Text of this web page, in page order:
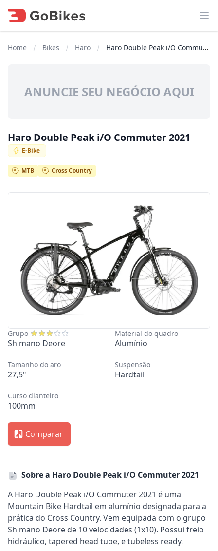
Home Bikes Haro Haro Double Peak i/O Commuter 2021
ANUNCIE SEU NEGÓCIO AQUI
Haro Double Peak i/O Commuter 2021
E-Bike
MTB Cross Country
Grupo
Shimano Deore
Material do quadro
Alumínio
Tamanho do aro
27,5"
Suspensão
Hardtail
Curso dianteiro
100mm
Comparar
Sobre a Haro Double Peak i/O Commuter 2021
A Haro Double Peak i/O Commuter 2021 é uma
Mountain Bike Hardtail em alumínio designada para a
prática do Cross Country. Vem equipada com o grupo
Shimano Deore de 10 velocidades (1x10). Possui freio
hidráulico, tapered head tube, e tubeless ready.